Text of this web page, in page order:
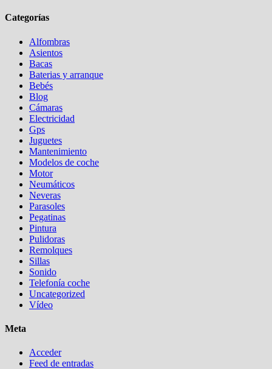
Categorías
Alfombras
Asientos
Bacas
Baterias y arranque
Bebés
Blog
Cámaras
Electricidad
Gps
Juguetes
Mantenimiento
Modelos de coche
Motor
Neumáticos
Neveras
Parasoles
Pegatinas
Pintura
Pulidoras
Remolques
Sillas
Sonido
Telefonía coche
Uncategorized
Vídeo
Meta
Acceder
Feed de entradas